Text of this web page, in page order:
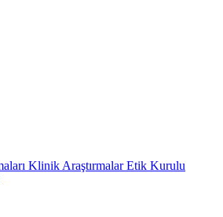
Klinik Araştırmalar Etik Kurulu